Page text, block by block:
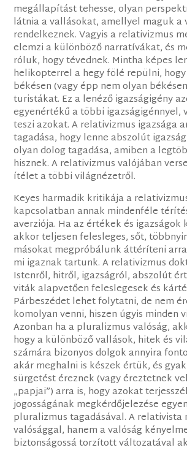
megállapítást tehesse, olyan
látnia a vallásokat, amellyel maguk a
rendelkeznek. Vagyis a relativizmus
elemzi a különböző narratívákat, és
róluk, hogy tévednek. Mintha képes
helikopterrel a hegy fölé repülni,
békésen (vagy épp nem olyan
turistákat. Ez a lenéző igazságigény
egyenértékű a többi igazságigénnyel,
teszi azokat. A relativizmus igazsága
tagadása, hogy lenne abszolút
olyan dolog tagadása, amiben a
hisznek. A relativizmus valójában
ítélet a többi világnézetről.
Keyes harmadik kritikája a
kapcsolatban annak mindenféle
averziója. Ha az értékek és
akkor teljesen felesleges, sőt,
másokat megpróbálunk áttéríteni
mi igaznak tartunk. A relativizmus
Istenről, hitről, igazságról, abszolút
viták alapvetően feleslegesek és
Párbeszédet lehet folytatni, de nem
komolyan venni, hiszen úgyis minden
Azonban ha a pluralizmus valóság,
hogy a különböző vallások, hitek és
számára bizonyos dolgok annyira
akár meghalni is készek értük, és
sürgetést éreznek (vagy éreztetnek
„papjai”) arra is, hogy azokat
jogosságának megkérdőjelezése
pluralizmus tagadásával. A relativista
valósággal, hanem a valóság
biztonságossá torzított változatával